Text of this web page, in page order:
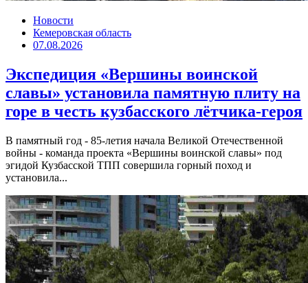
Новости
Кемеровская область
07.08.2026
Экспедиция «Вершины воинской
славы» установила памятную плиту на
горе в честь кузбасского лётчика-героя
В памятный год - 85-летия начала Великой Отечественной
войны - команда проекта «Вершины воинской славы» под
эгидой Кузбасской ТПП совершила горный поход и
установила...